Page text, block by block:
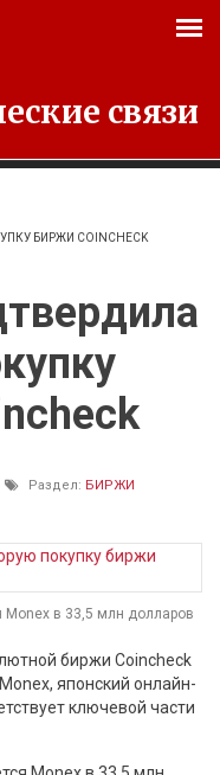
связи
БИРЖИ COINCHECK
Раздел: БИРЖИ
Monex в 33,5 млн долларов
биржи Coincheck
японский онлайн-
ключевой части